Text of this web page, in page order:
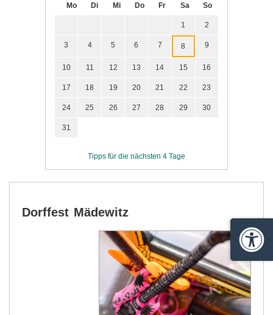
Mo Di Mi Do Fr Sa So
1 2
3 4 5 6 7 8 9
10 11 12 13 14 15 16
17 18 19 20 21 22 23
24 25 26 27 28 29 30
31
Tipps für die nächsten 4 Tage
Dorffest Mädewitz